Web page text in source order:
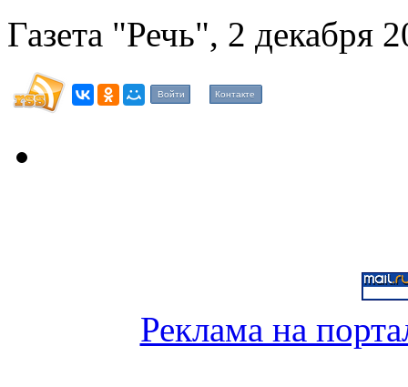
Газета "Речь", 2 декабря
Войти Контакте
Реклама на